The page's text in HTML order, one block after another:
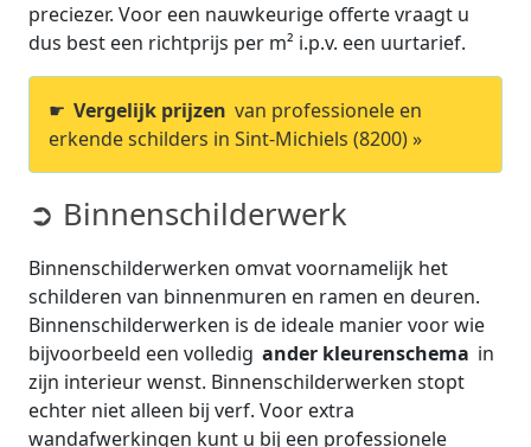
preciezer. Voor een nauwkeurige offerte vraagt u
dus best een richtprijs per m² i.p.v. een uurtarief.
☛ Vergelijk prijzen van professionele en
erkende schilders in Sint-Michiels (8200) »
➲ Binnenschilderwerk
Binnenschilderwerken omvat voornamelijk het
schilderen van binnenmuren en ramen en deuren.
Binnenschilderwerken is de ideale manier voor wie
bijvoorbeeld een volledig ander kleurenschema in
zijn interieur wenst. Binnenschilderwerken stopt
echter niet alleen bij verf. Voor extra
wandafwerkingen kunt u bij een professionele